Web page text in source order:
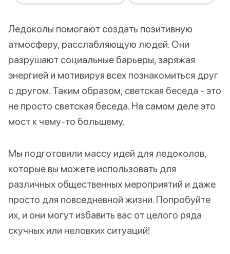
Ледоколы помогают создать позитивную
атмосферу, расслабляющую людей. Они
разрушают социальные барьеры, заряжая
энергией и мотивируя всех познакомиться друг
с другом. Таким образом, светская беседа - это
не просто светская беседа. На самом деле это
мост к чему-то большему.
Мы подготовили массу идей для ледоколов,
которые вы можете использовать для
различных общественных мероприятий и даже
просто для повседневной жизни. Попробуйте
их, и они могут избавить вас от целого ряда
скучных или неловких ситуаций!